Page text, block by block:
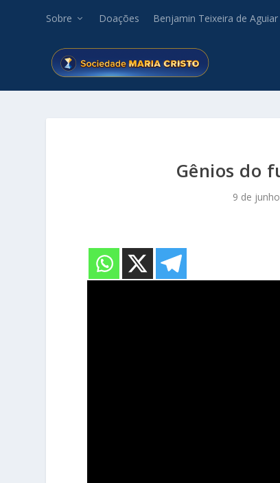
Sobre Doações Benjamin Teixeira de Aguiar
Gênios do
9 de